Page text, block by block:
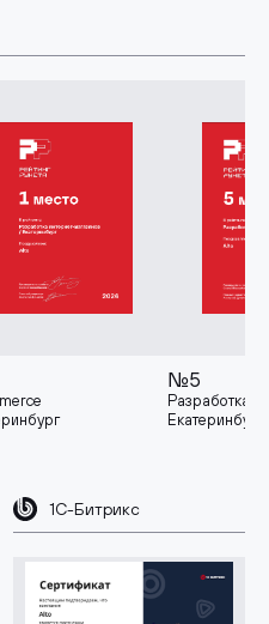
№5
Разработка
Екатеринбург
1С-Битрикс